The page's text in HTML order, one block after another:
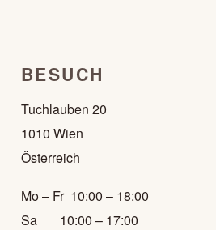
BESUCH
Tuchlauben 20
1010 Wien
Österreich
Mo – Fr 10:00 – 18:00
Sa 10:00 – 17:00